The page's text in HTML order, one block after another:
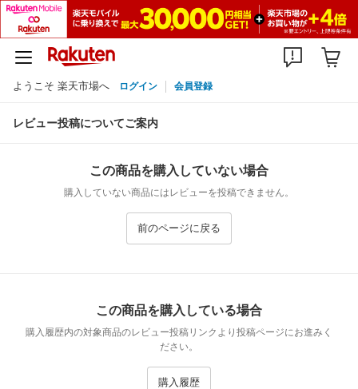
ようこそ 楽天市場へ ログイン 会員登録
レビュー投稿についてご案内
この商品を購入していない場合
購入していない商品にはレビューを投稿できません。
前のページに戻る
この商品を購入している場合
購入履歴内の対象商品のレビュー投稿リンクより投稿ページにお進みく
ださい。
購入履歴